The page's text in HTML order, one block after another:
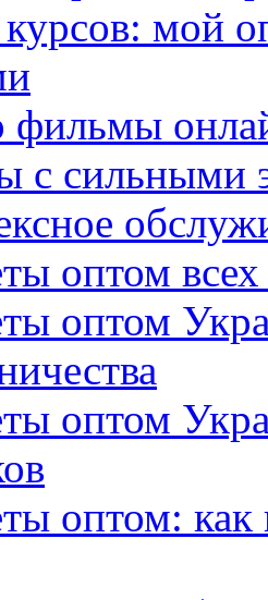
мой
с сильными
оптом
оптом
оптом
оптом: